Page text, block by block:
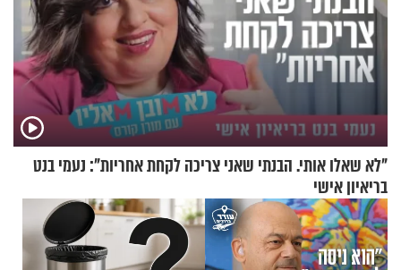
"לא שאלו אותי. הבנתי שאני צריכה לקחת אחריות": נעמי בנט
בריאיון אישי